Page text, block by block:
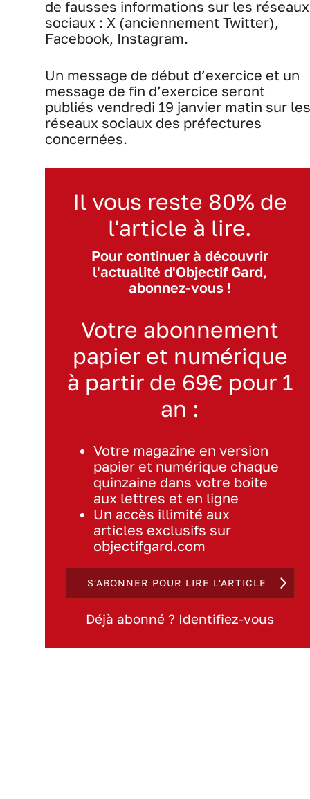
de fausses informations sur les réseaux
sociaux : X (anciennement Twitter),
Facebook, Instagram.
Un message de début d’exercice et un
message de fin d’exercice seront
publiés vendredi 19 janvier matin sur les
réseaux sociaux des préfectures
concernées.
Il vous reste 80% de
l'article à lire.
Pour continuer à découvrir
l'actualité d'Objectif Gard,
abonnez-vous !
Votre abonnement
papier et numérique
à partir de 69€ pour 1
an :
Votre magazine en version
papier et numérique chaque
quinzaine dans votre boite
aux lettres et en ligne
Un accès illimité aux
articles exclusifs sur
objectifgard.com
S'ABONNER POUR LIRE L'ARTICLE
Déjà abonné ? Identifiez-vous